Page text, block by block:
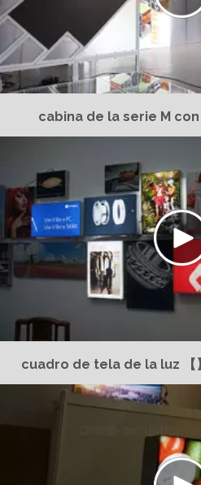
cabina de la serie M
cuadro de tela de la luz 【